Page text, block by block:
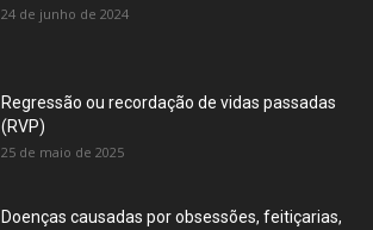
24 de junho de 2024
Regressão ou recordação de vidas passadas
(RVP)
25 de maio de 2025
Doenças causadas por obsessões, feitiçarias,